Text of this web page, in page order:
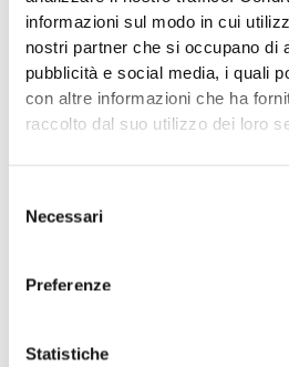
informazioni sul modo in cui
nostri partner che si occupano di
pubblicità e social media, i quali
con altre informazioni che ha
raccolto dal suo utilizzo dei loro
delNecessari
Preferenze
Statistiche